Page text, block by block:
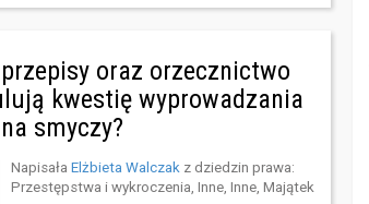
oraz orzecznictwo
kwestię wyprowadzania
smyczy?
Napisała Elżbieta Walczak z dziedzin prawa:
Przestępstwa i wykroczenia, Inne, Inne, Majątek